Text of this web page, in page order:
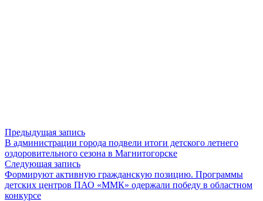
Навигация
по
записям
Предыдущая запись
запись:
В администрации города подвели итоги детского летнего
оздоровительного сезона в Магнитогорске
Следующая запись
запись:
Формируют активную гражданскую позицию. Программы
детских центров ПАО «ММК» одержали победу в областном
конкурсе